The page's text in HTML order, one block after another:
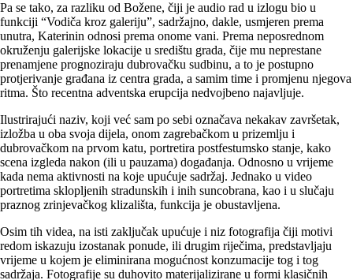
Pa se tako, za razliku od Božene, čiji je audio rad u izlogu bio u
funkciji “Vodiča kroz galeriju”, sadržajno, dakle, usmjeren prema
unutra, Katerinin odnosi prema onome vani. Prema neposrednom
okruženju galerijske lokacije u središtu grada, čije mu neprestane
prenamjene prognoziraju dubrovačku sudbinu, a to je postupno
protjerivanje građana iz centra grada, a samim time i promjenu njegova
ritma. Što recentna adventska erupcija nedvojbeno najavljuje.
Ilustrirajući naziv, koji već sam po sebi označava nekakav završetak,
izložba u oba svoja dijela, onom zagrebačkom u prizemlju i
dubrovačkom na prvom katu, portretira postfestumsko stanje, kako
scena izgleda nakon (ili u pauzama) događanja. Odnosno u vrijeme
kada nema aktivnosti na koje upućuje sadržaj. Jednako u video
portretima sklopljenih stradunskih i inih suncobrana, kao i u slučaju
praznog zrinjevačkog klizališta, funkcija je obustavljena.
Osim tih videa, na isti zaključak upućuje i niz fotografija čiji motivi
redom iskazuju izostanak ponude, ili drugim riječima, predstavljaju
vrijeme u kojem je eliminirana mogućnost konzumacije tog i tog
sadržaja. Fotografije su duhovito materijalizirane u formi klasičnih